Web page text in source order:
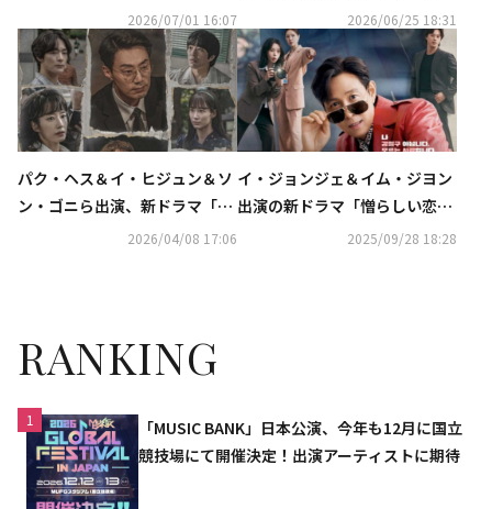
2026/07/01 16:07 ース』をU-NEXTで独占配信決
定
2026/06/25 18:31
パク・ヘス＆イ・ヒジュン＆ソ
ン・ゴニら出演、新ドラマ「か
かし」団体ポスターを公開
2026/04/08 17:06
イ・ジョンジェ＆イム・ジヨン
出演の新ドラマ「憎らしい恋」
ユニークなポスター公開
2025/09/28 18:28
RANKING
1
「MUSIC BANK」日本公演、今年も12月に国立
競技場にて開催決定！出演アーティストに期待